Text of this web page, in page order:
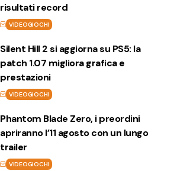
risultati record
VIDEOGIOCHI
Silent Hill 2 si aggiorna su PS5: la
patch 1.07 migliora grafica e
prestazioni
VIDEOGIOCHI
Phantom Blade Zero, i preordini
apriranno l’11 agosto con un lungo
trailer
VIDEOGIOCHI